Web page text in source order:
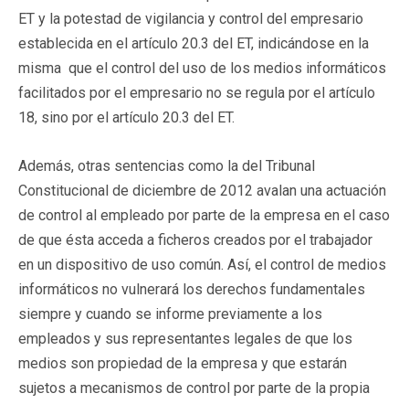
ET y la potestad de vigilancia y control del empresario
establecida en el artículo 20.3 del ET, indicándose en la
misma que el control del uso de los medios informáticos
facilitados por el empresario no se regula por el artículo
18, sino por el artículo 20.3 del ET.
Además, otras sentencias como la del Tribunal
Constitucional de diciembre de 2012 avalan una actuación
de control al empleado por parte de la empresa en el caso
de que ésta acceda a ficheros creados por el trabajador
en un dispositivo de uso común. Así, el control de medios
informáticos no vulnerará los derechos fundamentales
siempre y cuando se informe previamente a los
empleados y sus representantes legales de que los
medios son propiedad de la empresa y que estarán
sujetos a mecanismos de control por parte de la propia